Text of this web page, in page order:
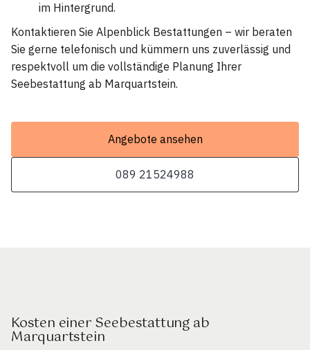
im Hintergrund.
Kontaktieren Sie Alpenblick Bestattungen – wir beraten
Sie gerne telefonisch und kümmern uns zuverlässig und
respektvoll um die vollständige Planung Ihrer
Seebestattung ab Marquartstein.
Angebote ansehen
089 21524988
Kosten einer Seebestattung ab
Marquartstein